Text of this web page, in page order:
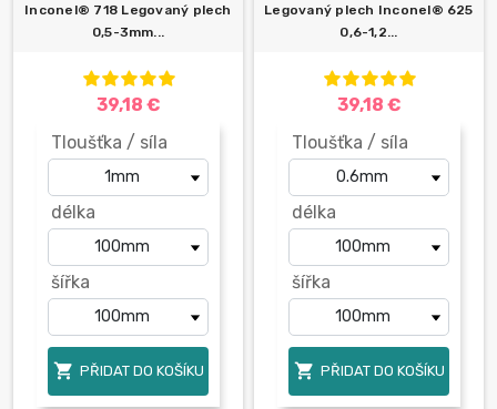
Inconel® 718 Legovaný plech
0,5-3mm...
39,18 €
Tloušťka / síla
délka
šířka
 PŘIDAT DO KOŠÍKU
Legovaný plech Inconel® 625
0,6-1,2...
39,18 €
Tloušťka / síla
délka
šířka
 PŘIDAT DO KOŠÍKU